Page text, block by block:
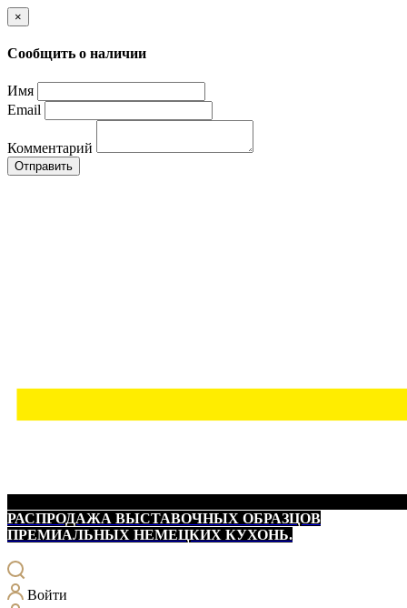
×
Сообщить о наличии
Имя
Email
Комментарий
Отправить
РАСПРОДАЖА ВЫСТАВОЧНЫХ ОБРАЗЦОВ
ПРЕМИАЛЬНЫХ НЕМЕЦКИХ КУХОНЬ.
Войти